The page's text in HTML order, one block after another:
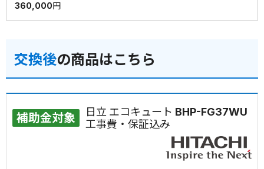
360,000円
交換後の商品はこちら
補助金対象
日立 エコキュート BHP-FG37WU
工事費・保証込み